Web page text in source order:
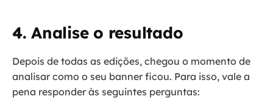
4. Analise o resultado
Depois de todas as edições, chegou o momento de
analisar como o seu banner ficou. Para isso, vale a
pena responder às seguintes perguntas: